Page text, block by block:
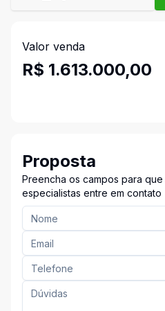
Valor venda
R$ 1.613.000,00
Proposta
Preencha os campos para
especialistas entre em contato